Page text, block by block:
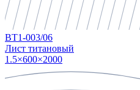
ВТ1-003/06
Лист титановый
1.5×600×2000